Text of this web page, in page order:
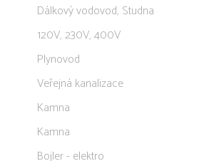
Dálkový vodovod, Studna
120V, 230V, 400V
Plynovod
Veřejná kanalizace
Kamna
Kamna
Bojler - elektro